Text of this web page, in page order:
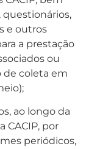
questionários,
e outros
a prestação
ou
de coleta em
ao longo da
CACIP, por
periódicos,